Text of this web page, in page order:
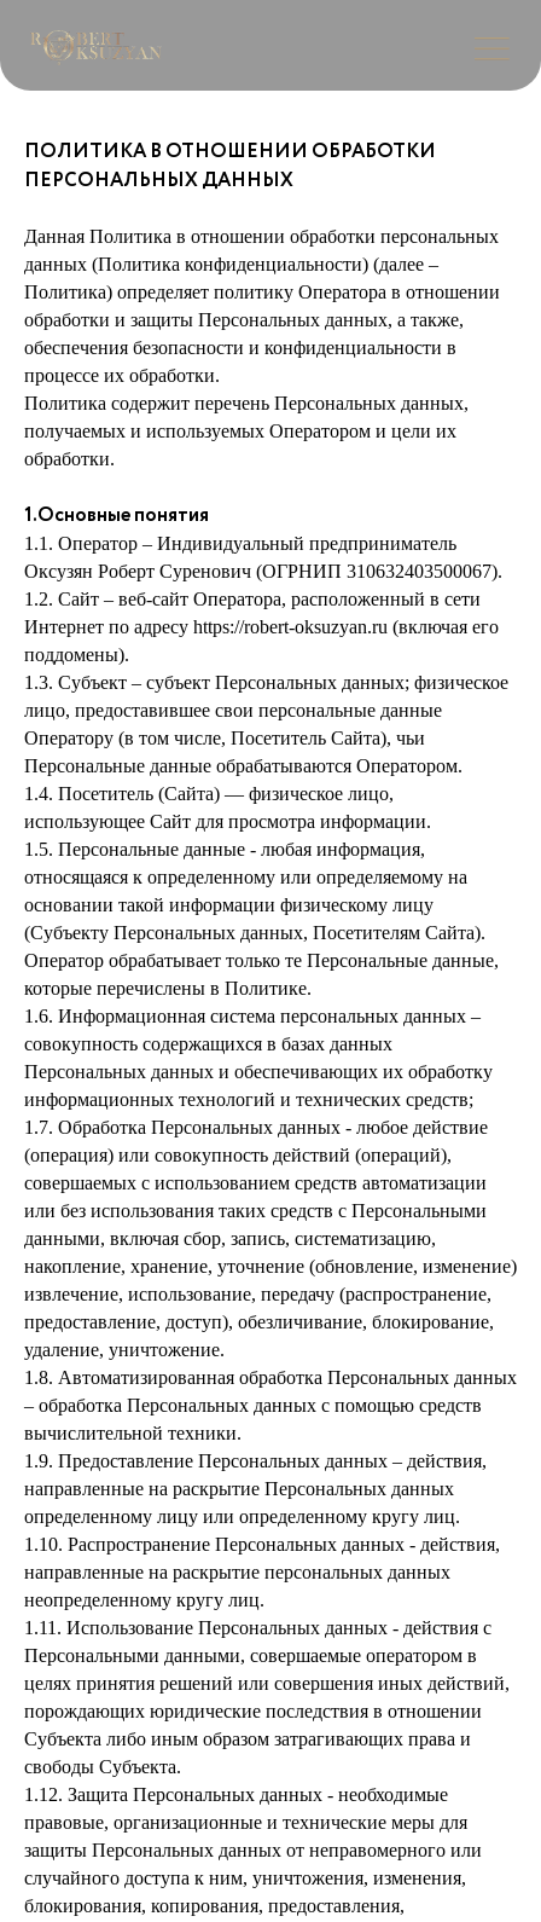
ПОЛИТИКА В ОТНОШЕНИИ ОБРАБОТКИ
ПЕРСОНАЛЬНЫХ ДАННЫХ
Данная Политика в отношении обработки персональных
данных (Политика конфиденциальности) (далее –
Политика) определяет политику Оператора в отношении
обработки и защиты Персональных данных, а также,
обеспечения безопасности и конфиденциальности в
процессе их обработки.
Политика содержит перечень Персональных данных,
получаемых и используемых Оператором и цели их
обработки.
1.Основные понятия
1.1. Оператор – Индивидуальный предприниматель
Оксузян Роберт Суренович (ОГРНИП 310632403500067).
1.2. Сайт – веб-сайт Оператора, расположенный в сети
Интернет по адресу https://robert-oksuzyan.ru (включая его
поддомены).
1.3. Субъект – субъект Персональных данных; физическое
лицо, предоставившее свои персональные данные
Оператору (в том числе, Посетитель Сайта), чьи
Персональные данные обрабатываются Оператором.
1.4. Посетитель (Сайта) — физическое лицо,
использующее Сайт для просмотра информации.
1.5. Персональные данные - любая информация,
относящаяся к определенному или определяемому на
основании такой информации физическому лицу
(Субъекту Персональных данных, Посетителям Сайта).
Оператор обрабатывает только те Персональные данные,
которые перечислены в Политике.
1.6. Информационная система персональных данных –
совокупность содержащихся в базах данных
Персональных данных и обеспечивающих их обработку
информационных технологий и технических средств;
1.7. Обработка Персональных данных - любое действие
(операция) или совокупность действий (операций),
совершаемых с использованием средств автоматизации
или без использования таких средств с Персональными
данными, включая сбор, запись, систематизацию,
накопление, хранение, уточнение (обновление, изменение)
извлечение, использование, передачу (распространение,
предоставление, доступ), обезличивание, блокирование,
удаление, уничтожение.
1.8. Автоматизированная обработка Персональных данных
– обработка Персональных данных с помощью средств
вычислительной техники.
1.9. Предоставление Персональных данных – действия,
направленные на раскрытие Персональных данных
определенному лицу или определенному кругу лиц.
1.10. Распространение Персональных данных - действия,
направленные на раскрытие персональных данных
неопределенному кругу лиц.
1.11. Использование Персональных данных - действия с
Персональными данными, совершаемые оператором в
целях принятия решений или совершения иных действий,
порождающих юридические последствия в отношении
Субъекта либо иным образом затрагивающих права и
свободы Субъекта.
1.12. Защита Персональных данных - необходимые
правовые, организационные и технические меры для
защиты Персональных данных от неправомерного или
случайного доступа к ним, уничтожения, изменения,
блокирования, копирования, предоставления,